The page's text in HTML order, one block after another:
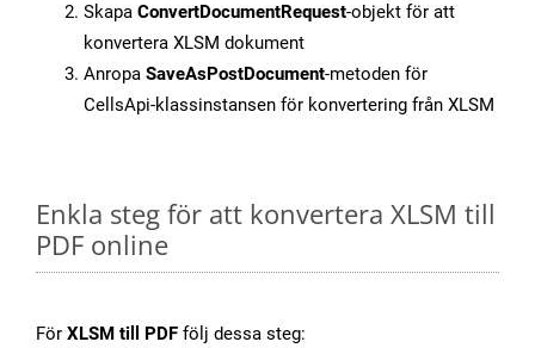
Skapa ConvertDocumentRequest-objekt för att
konvertera XLSM dokument
Anropa SaveAsPostDocument-metoden för
CellsApi-klassinstansen för konvertering från XLSM
Enkla steg för att konvertera XLSM till
PDF online
För XLSM till PDF följ dessa steg: